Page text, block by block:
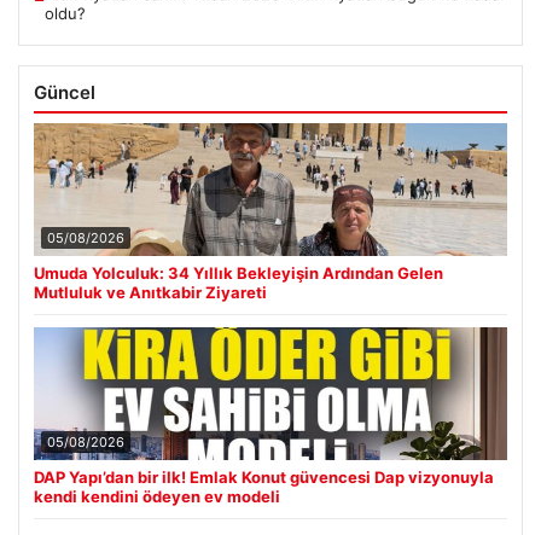
oldu?
Güncel
05/08/2026
Umuda Yolculuk: 34 Yıllık Bekleyişin Ardından Gelen
Mutluluk ve Anıtkabir Ziyareti
05/08/2026
DAP Yapı’dan bir ilk! Emlak Konut güvencesi Dap vizyonuyla
kendi kendini ödeyen ev modeli